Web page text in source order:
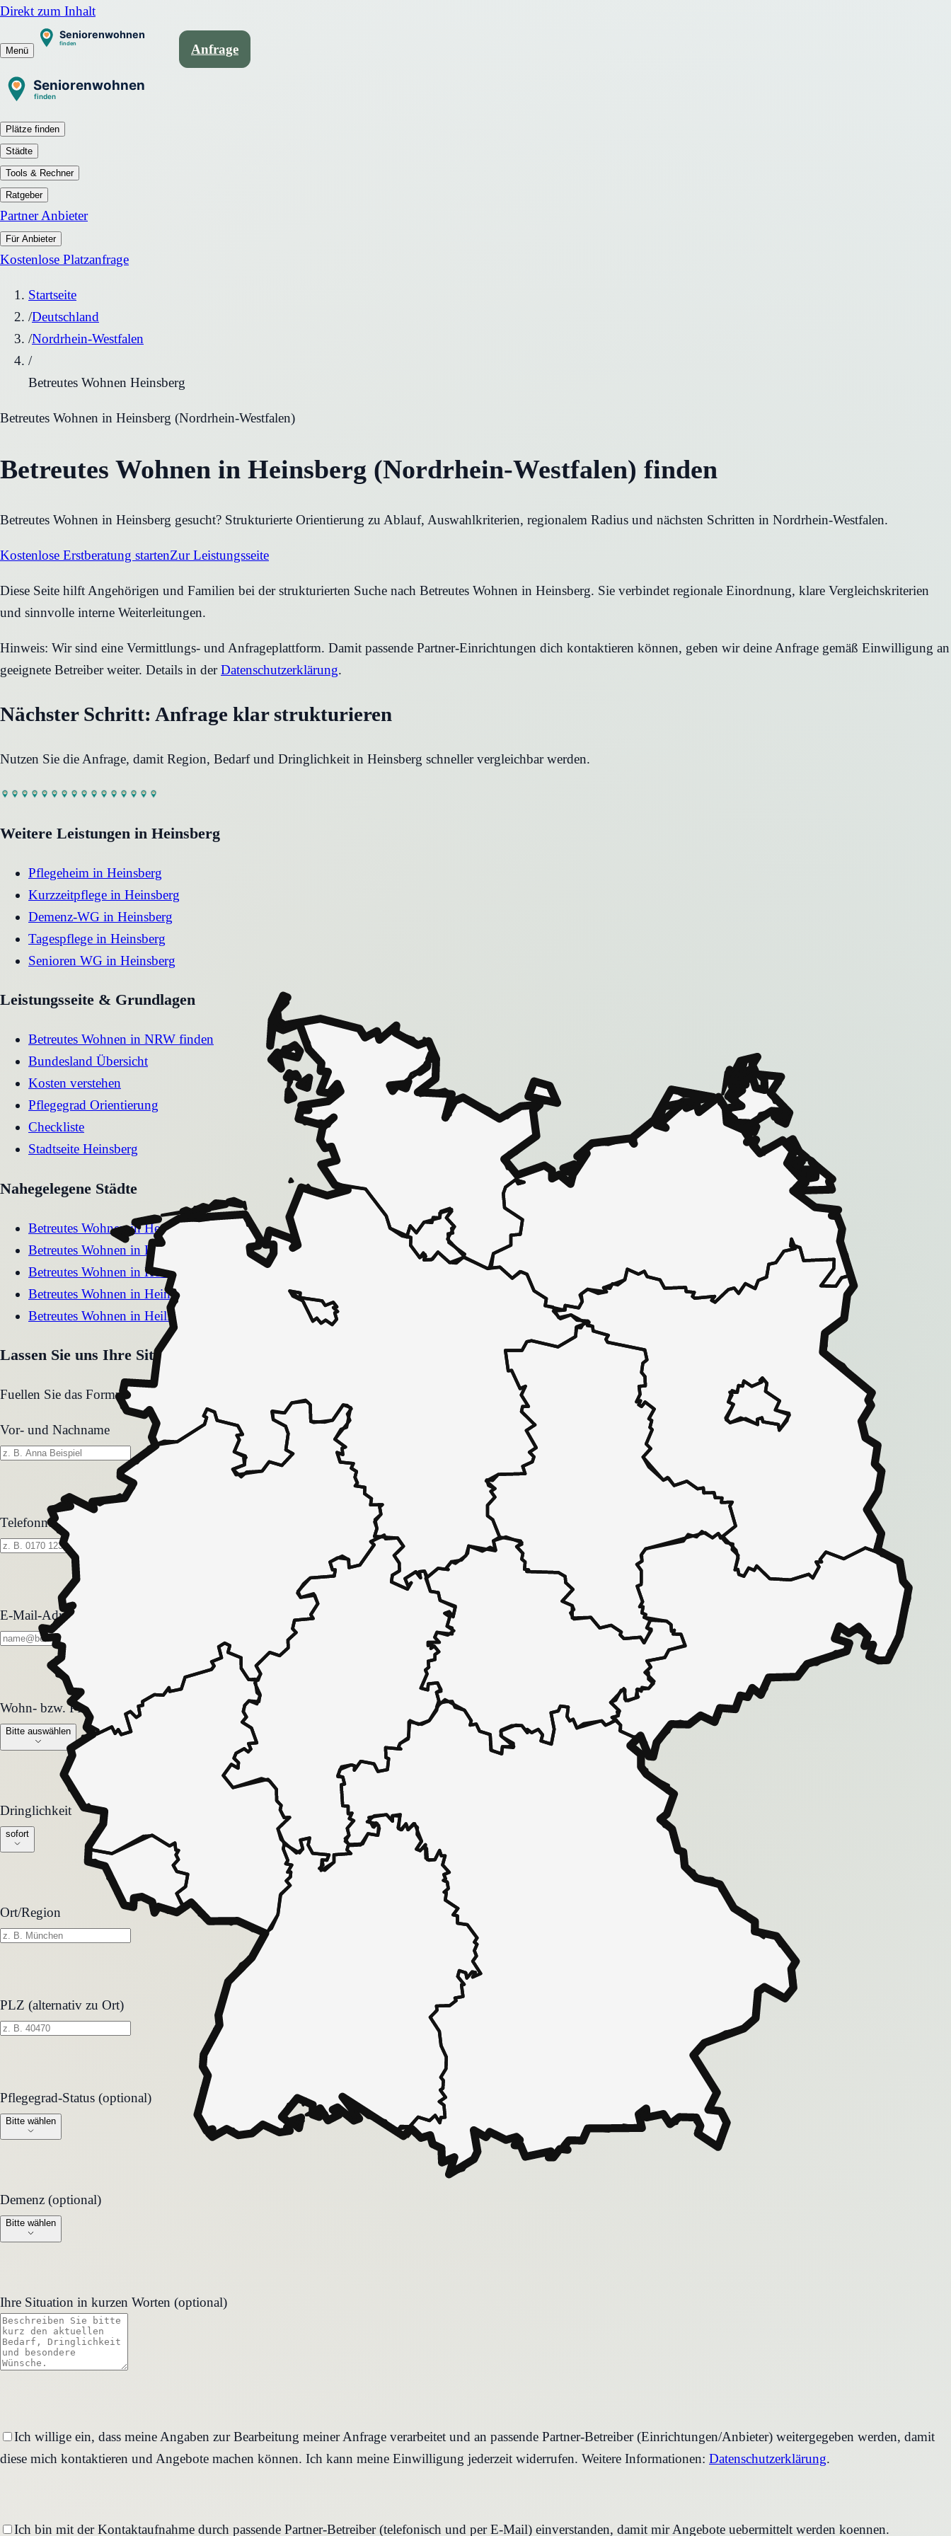
Direkt zum Inhalt
Menü Anfrage
Plätze finden
Städte
Tools & Rechner
Ratgeber
Partner Anbieter
Für Anbieter
Kostenlose Platzanfrage
Startseite
/Deutschland
/Nordrhein-Westfalen
/
Betreutes Wohnen Heinsberg
Betreutes Wohnen in Heinsberg (Nordrhein-Westfalen)
Betreutes Wohnen in Heinsberg (Nordrhein-Westfalen) finden
Betreutes Wohnen in Heinsberg gesucht? Strukturierte Orientierung zu Ablauf, Auswahlkriterien, regionalem Radius und nächsten Schritten in Nordrhein-Westfalen.
Kostenlose Erstberatung startenZur Leistungsseite
Diese Seite hilft Angehörigen und Familien bei der strukturierten Suche nach Betreutes Wohnen in Heinsberg. Sie verbindet regionale Einordnung, klare Vergleichskriterien
und sinnvolle interne Weiterleitungen.
Hinweis: Wir sind eine Vermittlungs- und Anfrageplattform. Damit passende Partner-Einrichtungen dich kontaktieren können, geben wir deine Anfrage gemäß Einwilligung an
geeignete Betreiber weiter. Details in der Datenschutzerklärung.
Nächster Schritt: Anfrage klar strukturieren
Nutzen Sie die Anfrage, damit Region, Bedarf und Dringlichkeit in Heinsberg schneller vergleichbar werden.
Weitere Leistungen in Heinsberg
Pflegeheim in Heinsberg
Kurzzeitpflege in Heinsberg
Demenz-WG in Heinsberg
Tagespflege in Heinsberg
Senioren WG in Heinsberg
Leistungsseite & Grundlagen
Betreutes Wohnen in NRW finden
Bundesland Übersicht
Kosten verstehen
Pflegegrad Orientierung
Checkliste
Stadtseite Heinsberg
Nahegelegene Städte
Betreutes WohneninHemer
Betreutes Wohnen in Hennef (Sieg)
Betreutes Wohnen in Herdecke
Betreutes Wohnen in Heimbach
Betreutes Wohnen in Heiligenhaus
Lassen Sie uns Ihre Situation gemeinsam klären - in 30 Sekunden zu einem Pflegeplatz
Fuellen Sie das Formular aus. Wir melden uns zeitnah und unverbindlich bei Ihnen.
Vor- und Nachname
Telefonnummer
E-Mail-Adresse
Wohn- bzw. Pflegeform
Wohn- bzw. Pflegeform
Bitte auswählen
Dringlichkeit
Dringlichkeit
sofort
Ort/Region
PLZ (alternativ zu Ort)
Pflegegrad-Status (optional)
Pflegegrad-Status (optional)
Bitte wählen
Demenz (optional)
Demenz (optional)
Bitte wählen
Ihre Situation in kurzen Worten (optional)
Ich willige ein, dass meine Angaben zur Bearbeitung meiner Anfrage verarbeitet und an passende Partner-Betreiber (Einrichtungen/Anbieter) weitergegeben werden, damit
diese mich kontaktieren und Angebote machen können. Ich kann meine Einwilligung jederzeit widerrufen. Weitere Informationen: Datenschutzerklärung.
Ich bin mit der Kontaktaufnahme durch passende Partner-Betreiber (telefonisch und per E-Mail) einverstanden, damit mir Angebote uebermittelt werden koennen.